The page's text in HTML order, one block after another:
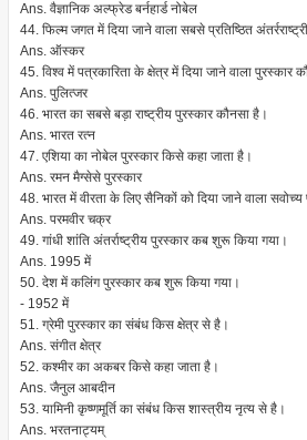
Ans. वैज्ञानिक अल्फ्रेड बर्नहार्ड नोबेल
44. फिल्म जगत में दिया जाने वाला सबसे प्रतिष्ठित
Ans. ऑस्कर
45. विश्व में पत्रकारिता के क्षेत्र में दिया जाने वाला पुरस्कार
Ans. पुलित्जर
46. भारत का सबसे बड़ा राष्ट्रीय पुरस्कार कौनसा है।
Ans. भारत रत्न
47. एशिया का नोबेल पुरस्कार किसे कहा जाता है।
Ans. रमन मैग्सेसे पुरस्कार
48. भारत में वीरता के लिए सैनिकों को दिया जाने वाला
Ans. परमवीर चक्र
49. गांधी शांति अंतर्राष्ट्रीय पुरस्कार कब शुरू किया गया।
Ans. 1995 में
50. देश में कलिंग पुरस्कार कब शुरू किया गया।
- 1952 में
51. ग्रेमी पुरस्कार का संबंध किस क्षेत्र से है।
Ans. संगीत क्षेत्र
52. कश्मीर का अकबर किसे कहा जाता है।
Ans. जैनुल आबदीन
53. यामिनी कृष्णमूर्ति का संबंध किस शास्त्रीय नृत्य से है।
Ans. भरतनाट्यम्